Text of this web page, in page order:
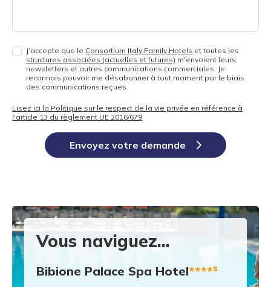
J’accepte que le Consortium Italy Family Hotels et toutes les
structures associées (actuelles et futures) m'envoient leurs
newsletters et autres communications commerciales. Je
reconnais pouvoir me désabonner à tout moment par le biais
des communications reçues.
Lisez ici la Politique sur le respect de la vie privée en référence à
l'article 13 du règlement UE 2016/679
Envoyez votre demande
Vous naviguez...
Bibione Palace Spa Hotel****s